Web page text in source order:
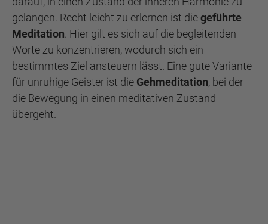
gelangen. Recht leicht zu erlernen ist diegeführte
Meditation . Hier gilt es sich auf die begleitenden
Worte zu konzentrieren, wodurch sich ein
bestimmtes Ziel ansteuern lässt. Eine gute Variante
für unruhige Geister ist die Gehmeditation, bei der
die Bewegung in einen meditativen Zustand
übergeht.